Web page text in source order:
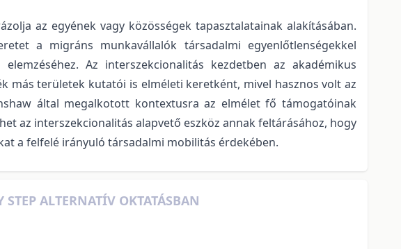
az egyének vagy közösségek tapasztalatainak alakításában.
a migráns munkavállalók társadalmi egyenlőtlenségekkel
Az interszekcionalitás kezdetben az akadémikus
területek kutatói is elméleti keretként, mivel hasznos volt az
által megalkotott kontextusra az elmélet fő támogatóinak
az interszekcionalitás alapvető eszköz annak feltárásához, hogy
a felfelé irányuló társadalmi mobilitás érdekében.
ALTERNATÍV OKTATÁSBAN